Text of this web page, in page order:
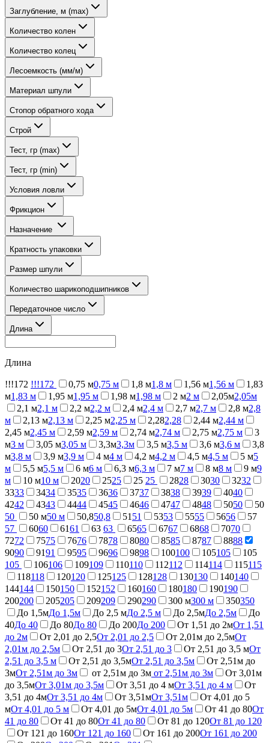
Заглубление, м (max)
Количество колен
Количество колец
Лесоемкость (мм/м)
Материал шпули
Стопор обратного хода
Строй
Тест, гр (max)
Тест, гр (min)
Условия ловли
Фрикцион
Назначение
Кратность упаковки
Размер шпули
Количество шарикоподшипников
Передаточное число
Длина
Длина
!!!172 !!!172 0,75 м0,75 м 1,8 м1,8 м 1,56 м1,56 м
1,83
м1,83 м 1,95 м1,95 м 1,98 м1,98 м 2 м2 м 2,05м2,05м
2,1 м2,1 м 2,2 м2,2 м 2,4 м2,4 м 2,7 м2,7 м 2,8 м2,8
м
2,13 м2,13 м 2,25 м2,25 м 2,282,28 2,44 м2,44 м
2,45 м2,45 м 2,59 м2,59 м 2,74 м2,74 м 2,75 м2,75 м
3
м3 м 3,05 м3,05 м 3,3м3,3м 3,5 м3,5 м 3,6 м3,6 м
3,8
м3,8 м 3,9 м3,9 м 4 м4 м 4,2 м4,2 м 4,5 м4,5 м 5 м5
м
5,5 м5,5 м 6 м6 м 6,3 м6,3 м 7 м7 м 8 м8 м 9 м9
м
10 м10 м 2020 2525 25 25 2828 3030 3232
3333 3434 3535 3636 3737 3838 3939 4040
4242 4343 4444 4545 4646 4747 4848 5050
50
50
50 м50 м 50,850,8 51 51 5353 5555 5656
57
57
6060 6161 63 63 6565 6767 6868 7070
7272 7575 7676 7878 8080 8585 8787 8888
9090 9191 9595 9696 9898 100100 105105
105
105
106106 109109 110110 112112 114114 115115
118118 120120 125125 128128 130130 140140
144144 150150 152152 160160 180180 190190
200200 205205 209209 290290 300 м300 м 350350
До 1,5мДо 1,5м До 2,5 мДо 2,5 м До 2,5мДо 2,5м
До
40До 40 До 80До 80 До 200До 200 От 1,51 до 2мОт 1,51
до 2м
От 2,01 до 2,5От 2,01 до 2,5 От 2,01м до 2,5мОт
2,01м до 2,5м
От 2,51 до 3От 2,51 до 3 От 2,51 до 3,5 мОт
2,51 до 3,5 м
От 2,51 до 3,5мОт 2,51 до 3,5м
От 2,51м до
3мОт 2,51м до 3м от 2,51м до 3м от 2,51м до 3м
От 3,01м
до 3,5мОт 3,01м до 3,5м От 3,51 до 4 мОт 3,51 до 4 м
От
3,51 до 4мОт 3,51 до 4м От 3,51мОт 3,51м
От 4,01 до 5
мОт 4,01 до 5 м От 4,01 до 5мОт 4,01 до 5м От 41 до 80От
41 до 80
От 41 до 80От 41 до 80 От 81 до 120От 81 до 120
От 121 до 160От 121 до 160 От 161 до 200От 161 до 200